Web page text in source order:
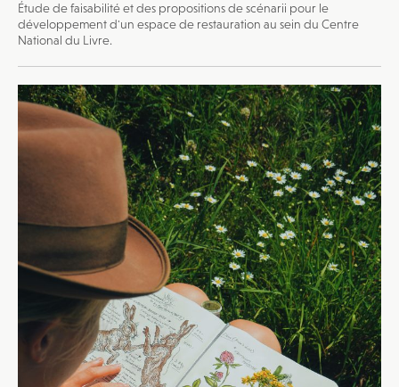
Étude de faisabilité et des propositions de scénarii pour le
développement d'un espace de restauration au sein du Centre
National du Livre.